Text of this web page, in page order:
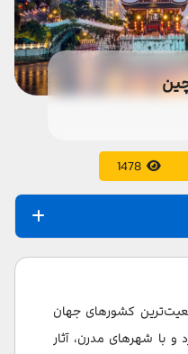
آب و هوا و تفریحات
کشورهای جهان
با شهرهای مدرن، آثار